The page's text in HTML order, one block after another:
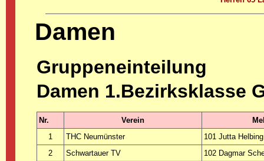
Damen
Gruppeneinteilung
Damen 1.Bezirksklasse
Nr. Verein
1
THC Neumünster
101 Jutta Helbing
2
Schwartauer TV
102 Dagmar